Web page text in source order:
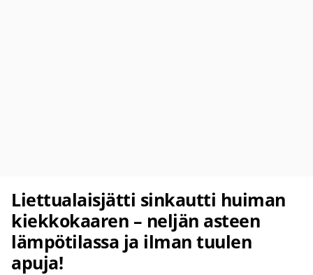
Liettualaisjätti sinkautti huiman
kiekkokaaren – neljän asteen
lämpötilassa ja ilman tuulen
apuja!